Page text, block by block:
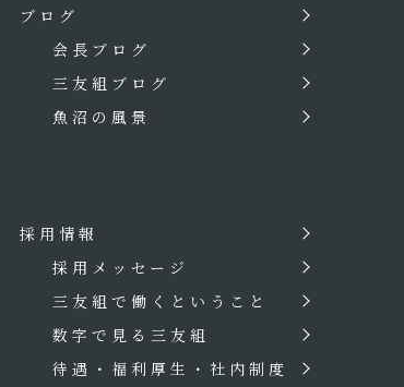
ブログ
会長ブログ
三友組ブログ
魚沼の風景
採用情報
採用メッセージ
三友組で働くということ
数字で見る三友組
待遇・福利厚生・社内制度